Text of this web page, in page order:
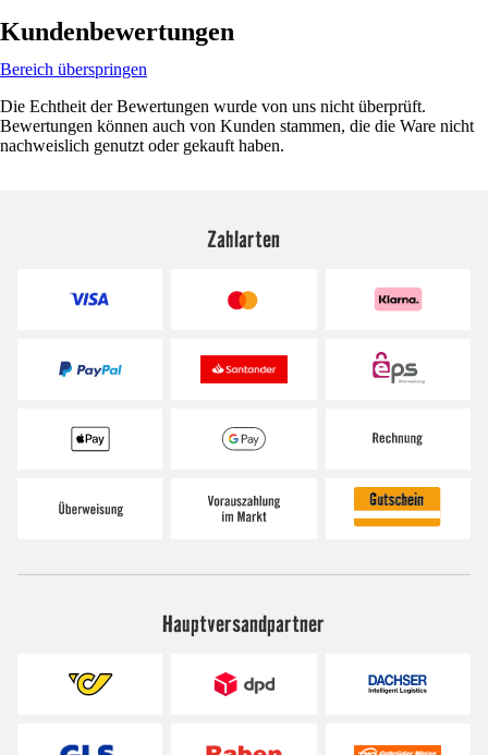
Kundenbewertungen
Bereich überspringen
Die Echtheit der Bewertungen wurde von uns nicht überprüft.
Bewertungen können auch von Kunden stammen, die die Ware nicht
nachweislich genutzt oder gekauft haben.
Zahlarten
Hauptversandpartner